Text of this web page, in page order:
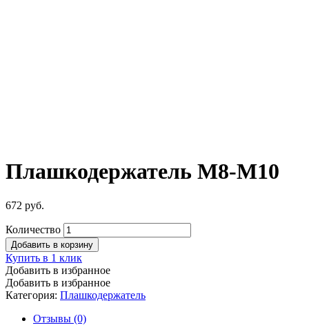
Плашкодержатель М8-М10
672 руб.
Количество
Добавить в корзину
Купить в 1 клик
Добавить в избранное
Добавить в избранное
Категория: Плашкодержатель
Отзывы (0)